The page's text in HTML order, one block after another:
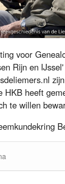
voor
Rijn en
HKB heeft
te willen